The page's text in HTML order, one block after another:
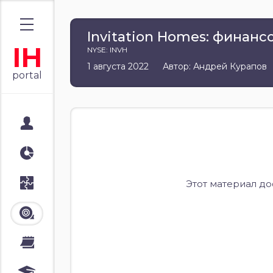
IH
portal
Лента
Invitation Homes:
NYSE: INVH
1 августа 2022 Автор: Андрей Курапов
Этот материал